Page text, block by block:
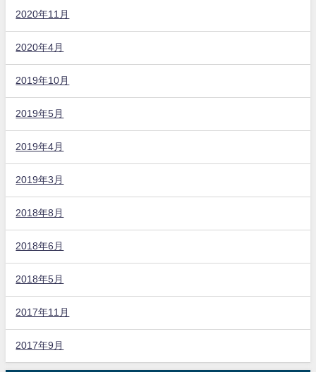
2020年11月
2020年4月
2019年10月
2019年5月
2019年4月
2019年3月
2018年8月
2018年6月
2018年5月
2017年11月
2017年9月